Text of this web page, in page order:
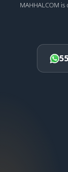
MAHHALCOM